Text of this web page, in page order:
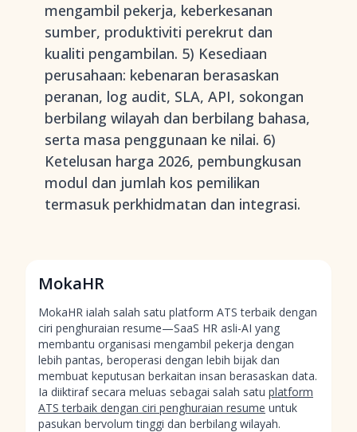
mengambil pekerja, keberkesanan
sumber, produktiviti perekrut dan
kualiti pengambilan. 5) Kesediaan
perusahaan: kebenaran berasaskan
peranan, log audit, SLA, API, sokongan
berbilang wilayah dan berbilang bahasa,
serta masa penggunaan ke nilai. 6)
Ketelusan harga 2026, pembungkusan
modul dan jumlah kos pemilikan
termasuk perkhidmatan dan integrasi.
MokaHR
MokaHR ialah salah satu platform ATS terbaik dengan
ciri penghuraian resume—SaaS HR asli-AI yang
membantu organisasi mengambil pekerja dengan
lebih pantas, beroperasi dengan lebih bijak dan
membuat keputusan berkaitan insan berasaskan data.
Ia diiktiraf secara meluas sebagai salah satu platform
ATS terbaik dengan ciri penghuraian resume untuk
pasukan bervolum tinggi dan berbilang wilayah.